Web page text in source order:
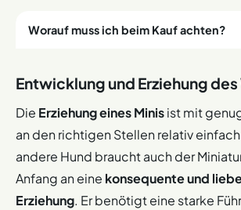
Worauf muss ich beim Kauf achten?
anspruchslos. Solange er genug an die
kommt, kann erauch in einer kleineren
glücklich werden. Dank seiner Größe
kleinen Hund auch super überall hin
Dennoch solltet ihr euch vor dem Kauf
ihr der Erziehung des Welpen
Die Lebenserwartung der Tiere liegt bei
Entwicklung und Erziehung
Die Erziehung eines Minisist mit
an den richtigen Stellen relativ
andere Hund braucht auch der
Anfang an eine konsequente und
Erziehung. Er benötigt eine starke